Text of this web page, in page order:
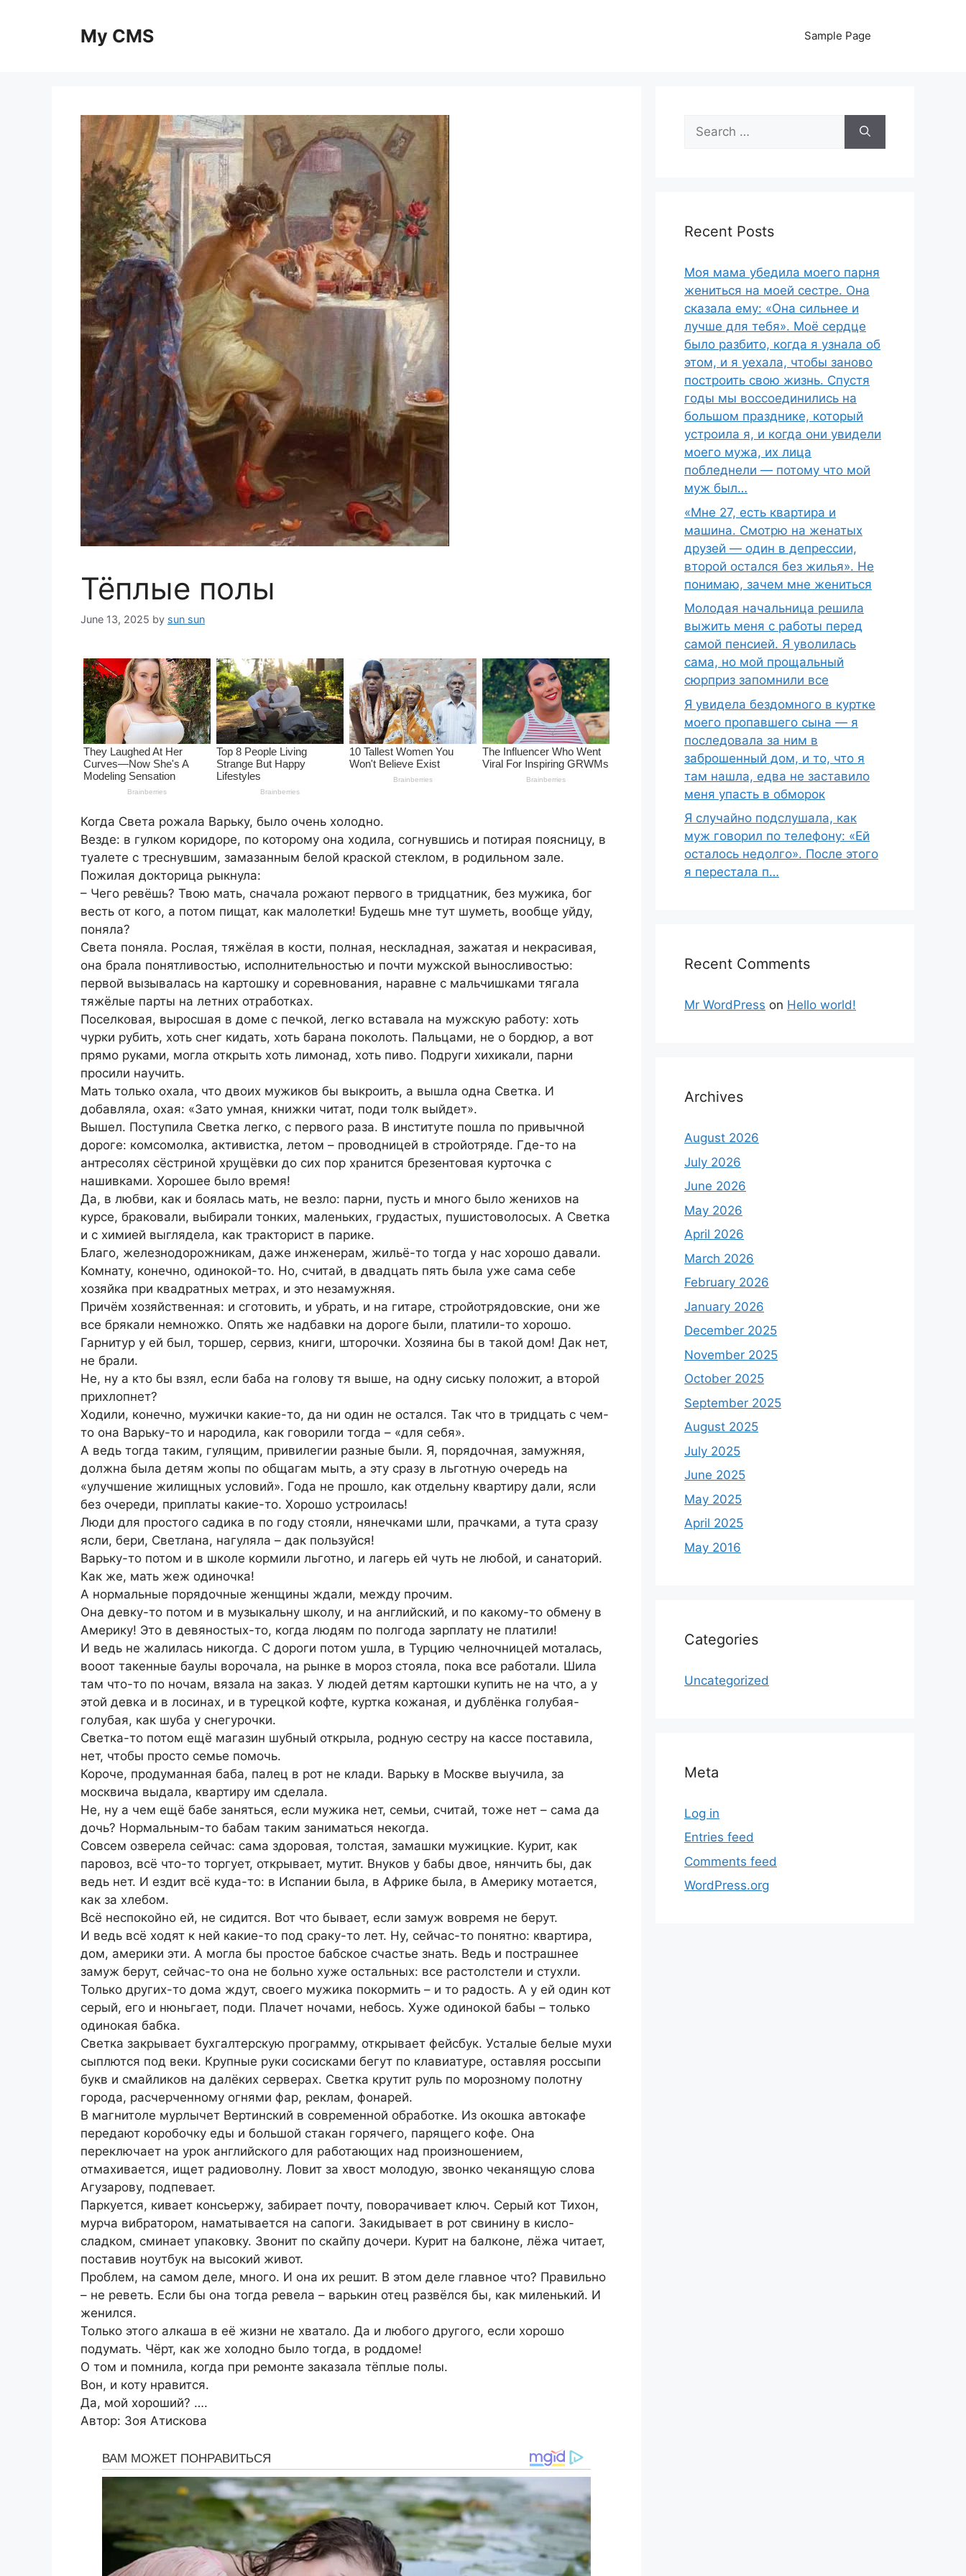
My CMS Sample Page
Тёплые полы
June 13, 2025 by sun sun
Когда Света рожала Варьку, было очень холодно.
Везде: в гулком коридоре, по которому она ходила, согнувшись и потирая поясницу, в
туалете с треснувшим, замазанным белой краской стеклом, в родильном зале.
Пожилая докторица рыкнула:
– Чего ревёшь? Твою мать, сначала рожают первого в тридцатник, без мужика, бог
весть от кого, а потом пищат, как малолетки! Будешь мне тут шуметь, вообще уйду,
поняла?
Света поняла. Рослая, тяжёлая в кости, полная, нескладная, зажатая и некрасивая,
она брала понятливостью, исполнительностью и почти мужской выносливостью:
первой вызывалась на картошку и соревнования, наравне с мальчишками тягала
тяжёлые парты на летних отработках.
Поселковая, выросшая в доме с печкой, легко вставала на мужскую работу: хоть
чурки рубить, хоть снег кидать, хоть барана поколоть. Пальцами, не о бордюр, а вот
прямо руками, могла открыть хоть лимонад, хоть пиво. Подруги хихикали, парни
просили научить.
Мать только охала, что двоих мужиков бы выкроить, а вышла одна Светка. И
добавляла, охая: «Зато умная, книжки читат, поди толк выйдет».
Вышел. Поступила Светка легко, с первого раза. В институте пошла по привычной
дороге: комсомолка, активистка, летом – проводницей в стройотряде. Где-то на
антресолях сёстриной хрущёвки до сих пор хранится брезентовая курточка с
нашивками. Хорошее было время!
Да, в любви, как и боялась мать, не везло: парни, пусть и много было женихов на
курсе, браковали, выбирали тонких, маленьких, грудастых, пушистоволосых. А Светка
и с химией выглядела, как тракторист в парике.
Благо, железнодорожникам, даже инженерам, жильё-то тогда у нас хорошо давали.
Комнату, конечно, одинокой-то. Но, считай, в двадцать пять была уже сама себе
хозяйка при квадратных метрах, и это незамужняя.
Причём хозяйственная: и сготовить, и убрать, и на гитаре, стройотрядовские, они же
все брякали немножко. Опять же надбавки на дороге были, платили-то хорошо.
Гарнитур у ей был, торшер, сервиз, книги, шторочки. Хозяина бы в такой дом! Дак нет,
не брали.
Не, ну а кто бы взял, если баба на голову тя выше, на одну сиську положит, а второй
прихлопнет?
Ходили, конечно, мужички какие-то, да ни один не остался. Так что в тридцать с чем-
то она Варьку-то и народила, как говорили тогда – «для себя».
А ведь тогда таким, гулящим, привилегии разные были. Я, порядочная, замужняя,
должна была детям жопы по общагам мыть, а эту сразу в льготную очередь на
«улучшение жилищных условий». Года не прошло, как отдельну квартиру дали, ясли
без очереди, приплаты какие-то. Хорошо устроилась!
Люди для простого садика в по году стояли, нянечками шли, прачками, а тута сразу
ясли, бери, Светлана, нагуляла – дак пользуйся!
Варьку-то потом и в школе кормили льготно, и лагерь ей чуть не любой, и санаторий.
Как же, мать жеж одиночка!
А нормальные порядочные женщины ждали, между прочим.
Она девку-то потом и в музыкальну школу, и на английский, и по какому-то обмену в
Америку! Это в девяностых-то, когда людям по полгода зарплату не платили!
И ведь не жалилась никогда. С дороги потом ушла, в Турцию челночницей моталась,
вооот такенные баулы ворочала, на рынке в мороз стояла, пока все работали. Шила
там что-то по ночам, вязала на заказ. У людей детям картошки купить не на что, а у
этой девка и в лосинах, и в турецкой кофте, куртка кожаная, и дублёнка голубая-
голубая, как шуба у снегурочки.
Светка-то потом ещё магазин шубный открыла, родную сестру на кассе поставила,
нет, чтобы просто семье помочь.
Короче, продуманная баба, палец в рот не клади. Варьку в Москве выучила, за
москвича выдала, квартиру им сделала.
Не, ну а чем ещё бабе заняться, если мужика нет, семьи, считай, тоже нет – сама да
дочь? Нормальным-то бабам таким заниматься некогда.
Совсем озверела сейчас: сама здоровая, толстая, замашки мужицкие. Курит, как
паровоз, всё что-то торгует, открывает, мутит. Внуков у бабы двое, нянчить бы, дак
ведь нет. И ездит всё куда-то: в Испании была, в Африке была, в Америку мотается,
как за хлебом.
Всё неспокойно ей, не сидится. Вот что бывает, если замуж вовремя не берут.
И ведь всё ходят к ней какие-то под сраку-то лет. Ну, сейчас-то понятно: квартира,
дом, америки эти. А могла бы простое бабское счастье знать. Ведь и пострашнее
замуж берут, сейчас-то она не больно хуже остальных: все растолстели и стухли.
Только других-то дома ждут, своего мужика покормить – и то радость. А у ей один кот
серый, его и нюньгает, поди. Плачет ночами, небось. Хуже одинокой бабы – только
одинокая бабка.
Светка закрывает бухгалтерскую программу, открывает фейсбук. Усталые белые мухи
сыплются под веки. Крупные руки сосисками бегут по клавиатуре, оставляя россыпи
букв и смайликов на далёких серверах. Светка крутит руль по морозному полотну
города, расчерченному огнями фар, реклам, фонарей.
В магнитоле мурлычет Вертинский в современной обработке. Из окошка автокафе
передают коробочку еды и большой стакан горячего, парящего кофе. Она
переключает на урок английского для работающих над произношением,
отмахивается, ищет радиоволну. Ловит за хвост молодую, звонко чеканящую слова
Агузарову, подпевает.
Паркуется, кивает консьержу, забирает почту, поворачивает ключ. Серый кот Тихон,
мурча вибратором, наматывается на сапоги. Закидывает в рот свинину в кисло-
сладком, сминает упаковку. Звонит по скайпу дочери. Курит на балконе, лёжа читает,
поставив ноутбук на высокий живот.
Проблем, на самом деле, много. И она их решит. В этом деле главное что? Правильно
– не реветь. Если бы она тогда ревела – варькин отец развёлся бы, как миленький. И
женился.
Только этого алкаша в её жизни не хватало. Да и любого другого, если хорошо
подумать. Чёрт, как же холодно было тогда, в роддоме!
О том и помнила, когда при ремонте заказала тёплые полы.
Вон, и коту нравится.
Да, мой хороший? ….
Автор: Зоя Атискова
Search
for:
Recent Posts
Моя мама убедила моего парня
жениться на моей сестре. Она
сказала ему: «Она сильнее и
лучше для тебя». Моё сердце
было разбито, когда я узнала об
этом, и я уехала, чтобы заново
построить свою жизнь. Спустя
годы мы воссоединились на
большом празднике, который
устроила я, и когда они увидели
моего мужа, их лица
побледнели — потому что мой
муж был…
«Мне 27, есть квартира и
машина. Смотрю на женатых
друзей — один в депрессии,
второй остался без жилья». Не
понимаю, зачем мне жениться
Молодая начальница решила
выжить меня с работы перед
самой пенсией. Я уволилась
сама, но мой прощальный
сюрприз запомнили все
Я увидела бездомного в куртке
моего пропавшего сына — я
последовала за ним в
заброшенный дом, и то, что я
там нашла, едва не заставило
меня упасть в обморок
Я случайно подслушала, как
муж говорил по телефону: «Ей
осталось недолго». После этого
я перестала п…
Recent Comments
Mr WordPress on Hello world!
Archives
August 2026
July 2026
June 2026
May 2026
April 2026
March 2026
February 2026
January 2026
December 2025
November 2025
October 2025
September 2025
August 2025
July 2025
June 2025
May 2025
April 2025
May 2016
Categories
Uncategorized
Meta
Log in
Entries feed
Comments feed
WordPress.org